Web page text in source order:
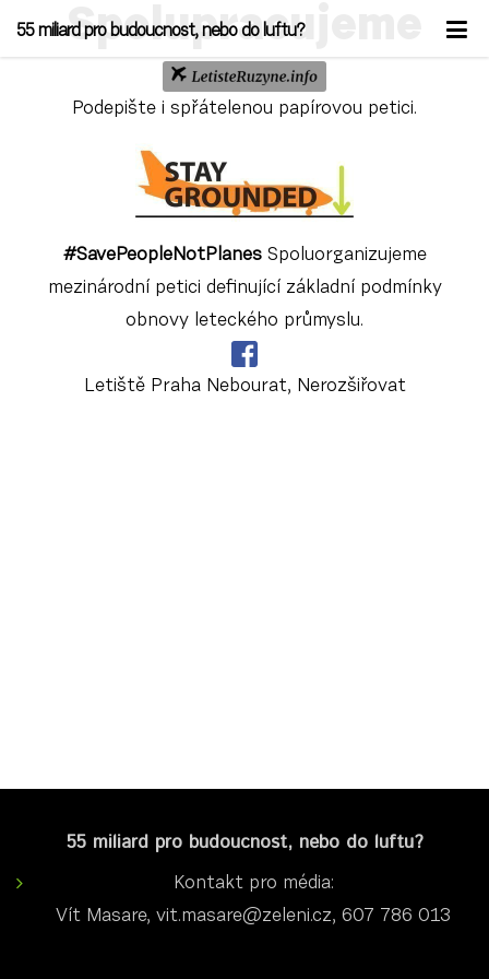
55 miliard pro budoucnost, nebo do luftu?
Spolupracujeme
Podepište i spřátelenou papírovou petici.
#SavePeopleNotPlanesSpoluorganizujeme
mezinárodní petici definující základní podmínky
obnovy leteckého průmyslu.
Letiště Praha Nebourat, Nerozšiřovat
55 miliard pro budoucnost, nebo do luftu?
Kontakt pro média:
Vít Masare, vit.masare@zeleni.cz, 607 786 013